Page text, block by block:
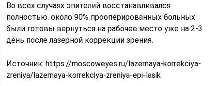
Во всех случаях эпителий восстанавливался
полностью. около 90% прооперированных больных
были готовы вернуться на рабочее место уже на 2-3
день после лазерной коррекции зрения.
Источник:https://moscoweyes.ru/lazernaya-korrekciya-
zreniya/lazernaya-korrekciya-zreniya-epi-lasik